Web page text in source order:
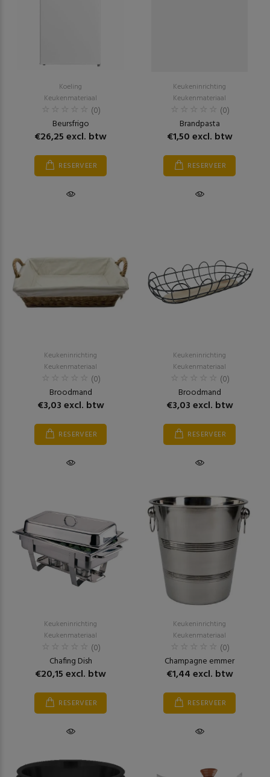
Koeling
Keukenmateriaal
(0)
Beursfrigo
€26,25 excl. btw
RESERVEER
Keukeninrichting
Keukenmateriaal
(0)
Brandpasta
€1,50 excl. btw
RESERVEER
Keukeninrichting
Keukenmateriaal
(0)
Broodmand
€3,03 excl. btw
RESERVEER
Keukeninrichting
Keukenmateriaal
(0)
Broodmand
€3,03 excl. btw
RESERVEER
Keukeninrichting
Keukenmateriaal
(0)
Chafing Dish
€20,15 excl. btw
RESERVEER
Keukeninrichting
Keukenmateriaal
(0)
Champagne emmer
€1,44 excl. btw
RESERVEER